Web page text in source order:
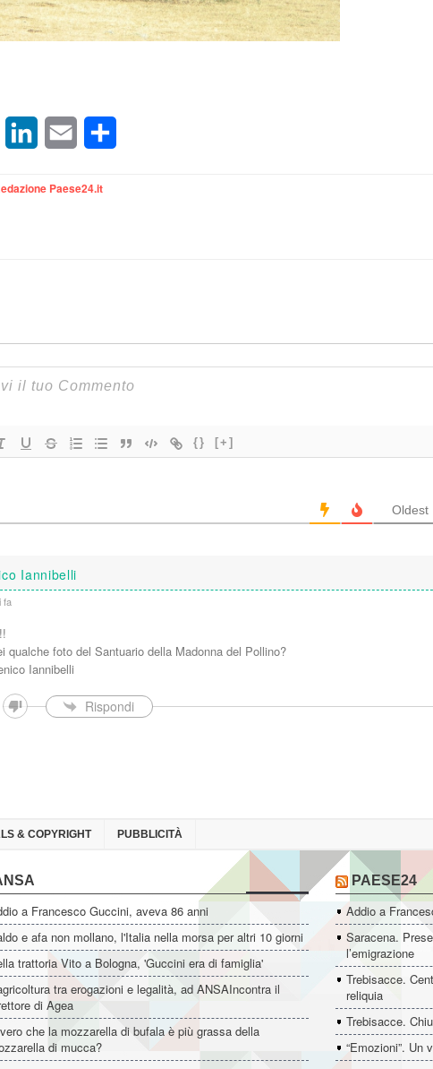
WhatsAppLinkedInEmail
Paese24.it
{} [+]
Oldest
Iannibelli
fa
qualche foto del Santuario della Madonna del Pollino?
Iannibelli
Rispondi
& COPYRIGHT PUBBLICITÀ
a Francesco Guccini, aveva 86 anni
e afa non mollano, l'Italia nella morsa per altri 10 giorni
trattoria Vito a Bologna, 'Guccini era di famiglia'
tra erogazioni e legalità, ad ANSAIncontra il
di Agea
che la mozzarella di bufala è più grassa della
di mucca?
PAESE24
Addio a
Saracena.
l’emigrazione
Trebisacce.
reliquia
Trebisacce.
“Emozioni”. Un